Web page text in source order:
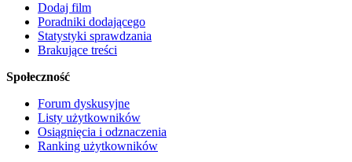
Dodaj film
Poradniki dodającego
Statystyki sprawdzania
Brakujące treści
Społeczność
Forum dyskusyjne
Listy użytkowników
Osiągnięcia i odznaczenia
Ranking użytkowników